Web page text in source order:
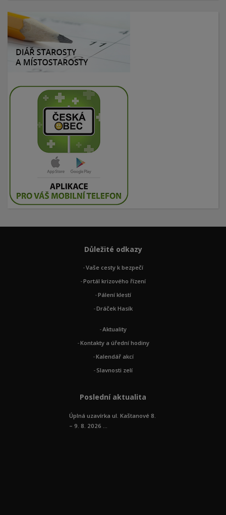
Důležité odkazy
Vaše cesty k bezpečí
Portál krizového řízení
Pálení klestí
Dráček Hasík
Aktuality
Kontakty a úřední hodiny
Kalendář akcí
Slavnosti zelí
Poslední aktualita
Úplná uzavírka ul. Kaštanové 8.
– 9. 8. 2026 ...